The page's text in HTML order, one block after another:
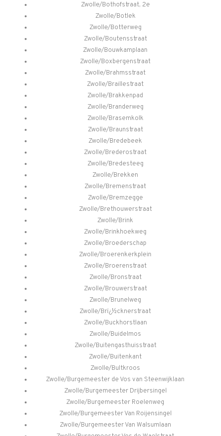
Zwolle/Bothofstraat, 2e
Zwolle/Botlek
Zwolle/Botterweg
Zwolle/Boutensstraat
Zwolle/Bouwkamplaan
Zwolle/Boxbergenstraat
Zwolle/Brahmsstraat
Zwolle/Braillestraat
Zwolle/Brakkenpad
Zwolle/Branderweg
Zwolle/Brasemkolk
Zwolle/Braunstraat
Zwolle/Bredebeek
Zwolle/Brederostraat
Zwolle/Bredesteeg
Zwolle/Brekken
Zwolle/Bremenstraat
Zwolle/Bremzegge
Zwolle/Brethouwerstraat
Zwolle/Brink
Zwolle/Brinkhoekweg
Zwolle/Broederschap
Zwolle/Broerenkerkplein
Zwolle/Broerenstraat
Zwolle/Bronstraat
Zwolle/Brouwerstraat
Zwolle/Brunelweg
Zwolle/Brï¿½cknerstraat
Zwolle/Buckhorstlaan
Zwolle/Buidelmos
Zwolle/Buitengasthuisstraat
Zwolle/Buitenkant
Zwolle/Bultkroos
Zwolle/Burgemeester de Vos van Steenwijklaan
Zwolle/Burgemeester Drijbersingel
Zwolle/Burgemeester Roelenweg
Zwolle/Burgemeester Van Roijensingel
Zwolle/Burgemeester Van Walsumlaan